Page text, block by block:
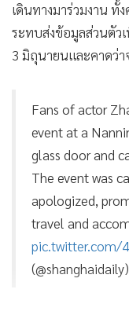
เดินทางมาร่วมงาน ทั้
ระทบส่งข้อมูลส่วนตัว
3 มิถุนายนและคาดว่า
Fans of actor
event at a
glass door and
The event was
apologized,
travel and
pic.twitter.com/
(@shanghaidaily)